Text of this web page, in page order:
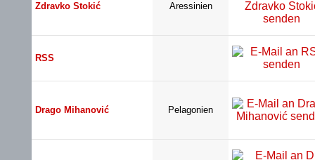
Zdravko Stokić Aressinien
RSS
Drago Mihanović Pelagonien